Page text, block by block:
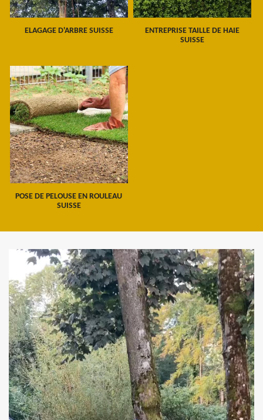
ELAGAGE D'ARBRE SUISSE
ENTREPRISE TAILLE DE HAIE
SUISSE
POSE DE PELOUSE EN ROULEAU
SUISSE